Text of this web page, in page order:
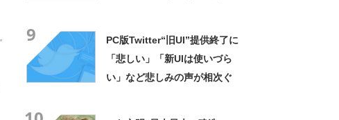
9
PC版Twitter“旧UI”提供終了に
「悲しい」「新UIは使いづら
い」など悲しみの声が相次ぐ